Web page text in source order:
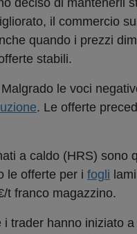
deciso di mantenerli
il commercio
quando i prezzi
stabili.
le voci
. Le offerte
a caldo (HRS) sono
le offerte per i fogli
t franco magazzino.
trader hanno iniziato